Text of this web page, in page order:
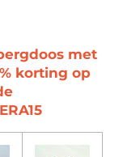
met
korting op